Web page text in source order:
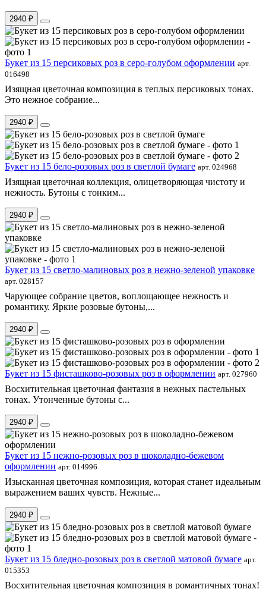
2940 ₽
Букет из 15 персиковых роз в серо-голубом оформлении арт.
016498
Изящная цветочная композиция в теплых персиковых тонах.
Это нежное собрание...
2940 ₽
Букет из 15 бело-розовых роз в светлой бумаге арт. 024968
Изящная цветочная коллекция, олицетворяющая чистоту и
нежность. Бутоны с тонким...
2940 ₽
Букет из 15 светло-малиновых роз в нежно-зеленой упаковке
арт. 028157
Чарующее собрание цветов, воплощающее нежность и
романтику. Яркие розовые бутоны,...
2940 ₽
Букет из 15 фисташково-розовых роз в оформлении арт. 027960
Восхитительная цветочная фантазия в нежных пастельных
тонах. Утонченные бутоны с...
2940 ₽
Букет из 15 нежно-розовых роз в шоколадно-бежевом
оформлении арт. 014996
Изысканная цветочная композиция, которая станет идеальным
выражением ваших чувств. Нежные...
2940 ₽
Букет из 15 бледно-розовых роз в светлой матовой бумаге арт.
015353
Восхитительная цветочная композиция в романтичных тонах!